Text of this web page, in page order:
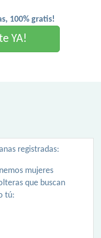
100% gratis!
YA!
registradas:
mujeres
que buscan
tú: